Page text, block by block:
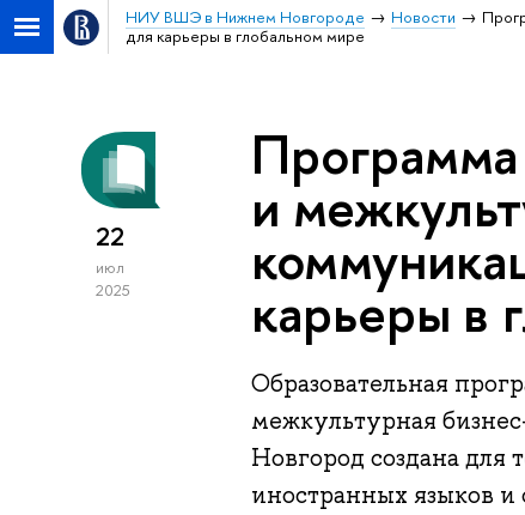
НИУ ВШЭ в Нижнем Новгороде Новости
для карьеры в глобальном мире
22
июл
2025
и
карьеры в
Образовательная
межкультурная
Новгород создана для
иностранных языков